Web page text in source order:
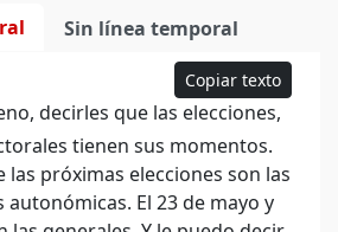
Sin línea temporal
Copiar texto
decirles que las elecciones,
tienen sus momentos.
próximas elecciones son las
autonómicas. El 23 de mayo y